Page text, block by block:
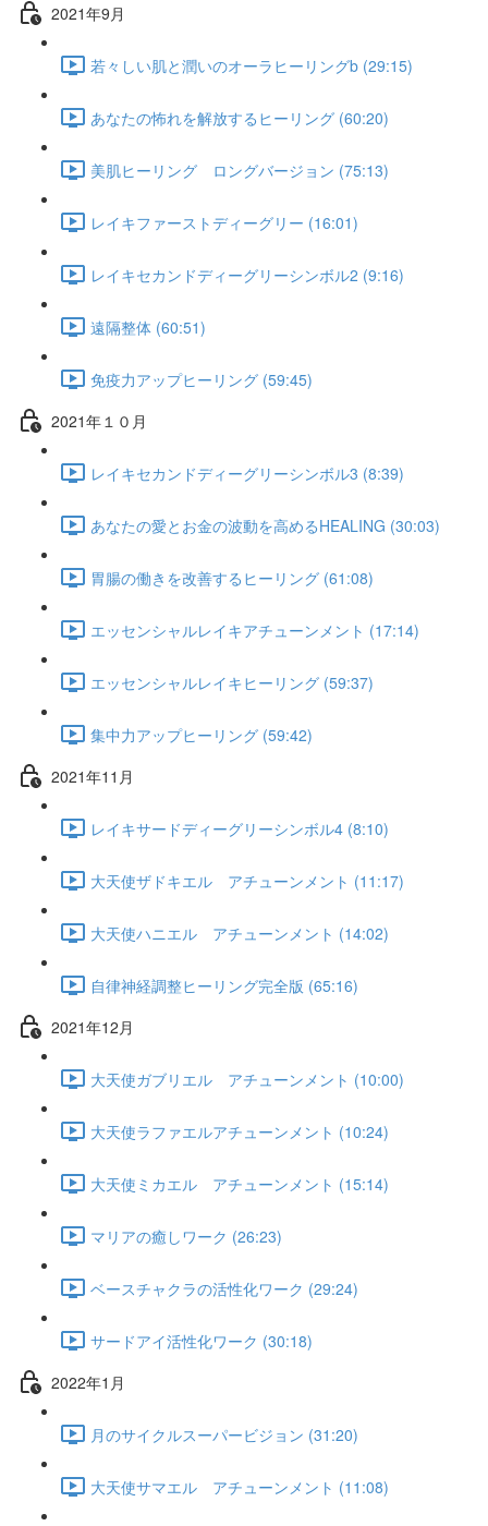
2021年9月
若々しい肌と潤いのオーラヒーリングb (29:15)
あなたの怖れを解放するヒーリング (60:20)
美肌ヒーリング ロングバージョン (75:13)
レイキファーストディーグリー (16:01)
レイキセカンドディーグリーシンボル2 (9:16)
遠隔整体 (60:51)
免疫力アップヒーリング (59:45)
2021年１０月
レイキセカンドディーグリーシンボル3 (8:39)
あなたの愛とお金の波動を高めるHEALING (30:03)
胃腸の働きを改善するヒーリング (61:08)
エッセンシャルレイキアチューンメント (17:14)
エッセンシャルレイキヒーリング (59:37)
集中力アップヒーリング (59:42)
2021年11月
レイキサードディーグリーシンボル4 (8:10)
大天使ザドキエル アチューンメント (11:17)
大天使ハニエル アチューンメント (14:02)
自律神経調整ヒーリング完全版 (65:16)
2021年12月
大天使ガブリエル アチューンメント (10:00)
大天使ラファエルアチューンメント (10:24)
大天使ミカエル アチューンメント (15:14)
マリアの癒しワーク (26:23)
ベースチャクラの活性化ワーク (29:24)
サードアイ活性化ワーク (30:18)
2022年1月
月のサイクルスーパービジョン (31:20)
大天使サマエル アチューンメント (11:08)